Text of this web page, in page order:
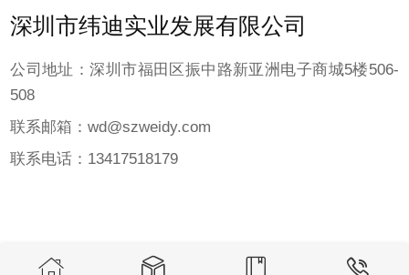
深圳市纬迪实业发展有限公司
公司地址：深圳市福田区振中路新亚洲电子商城5楼506-
508
联系邮箱：wd@szweidy.com
联系电话：13417518179
   